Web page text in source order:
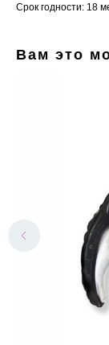
Срок годности: 18
Вам это